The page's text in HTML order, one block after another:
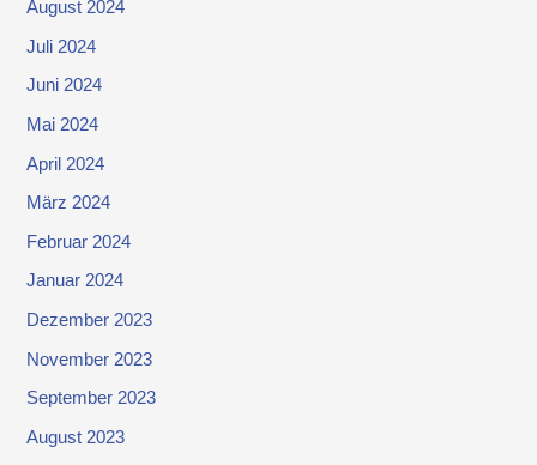
August 2024
Juli 2024
Juni 2024
Mai 2024
April 2024
März 2024
Februar 2024
Januar 2024
Dezember 2023
November 2023
September 2023
August 2023